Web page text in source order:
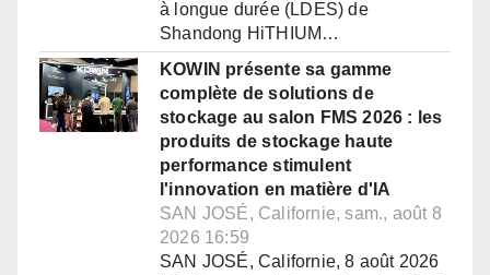
à longue durée (LDES) de
Shandong HiTHIUM…
KOWIN présente sa gamme
complète de solutions de
stockage au salon FMS 2026 : les
produits de stockage haute
performance stimulent
l'innovation en matière d'IA
SAN JOSÉ, Californie, sam., août 8
2026 16:59
SAN JOSÉ, Californie, 8 août 2026